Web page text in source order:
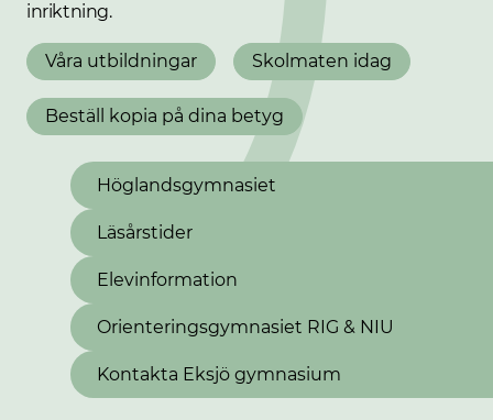
inriktning.
Våra utbildningar Skolmaten idag
Beställ kopia på dina betyg
Höglandsgymnasiet
Läsårstider
Elevinformation
Orienteringsgymnasiet RIG & NIU
Kontakta Eksjö gymnasium